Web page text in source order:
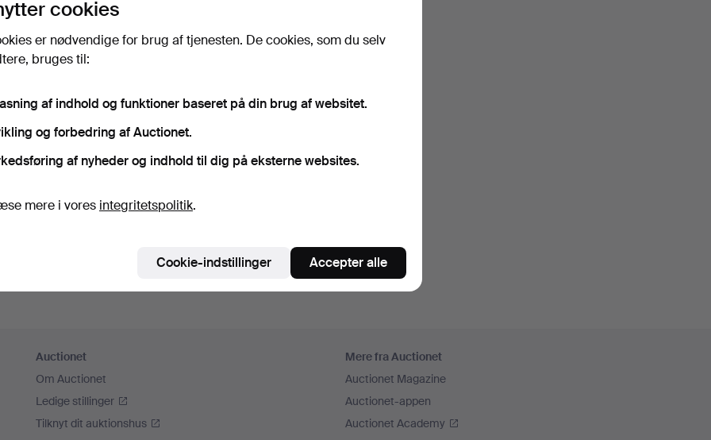
mig
Auctionet
Om Auctionet
Ledige stillinger
Tilknyt dit auktionshus
Mere fra Auctionet
Auctionet Magazine
Auctionet-appen
Auctionet Academy
cookies
er nødvendige for brug af tjenesten. De cookies, som du selv
bruges til:
af indhold og funktioner baseret på din brug af websitet.
og forbedring af Auctionet.
af nyheder og indhold til dig på eksterne websites.
mere i vores integritetspolitik.
Cookie-indstillinger Accepter alle